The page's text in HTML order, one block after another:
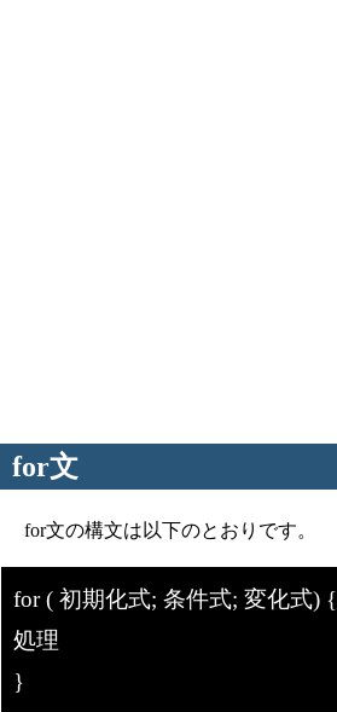
for文
for文の構文は以下のとおりです。
for ( 初期化式; 条件式; 変化式) {
処理
}